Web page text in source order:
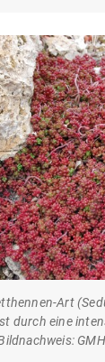
Art
durch eine